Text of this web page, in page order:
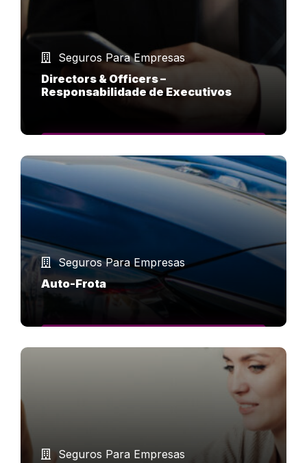
Seguros Para Empresas
Directors & Officers –
Responsabilidade de Executivos
Seguros Para Empresas
Auto-Frota
Seguros Para Empresas